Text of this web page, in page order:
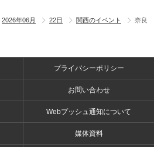
2026年06月 22日 関西のイベント
奈良
プライバシーポリシー
お問い合わせ
Webプッシュ通知について
媒体資料